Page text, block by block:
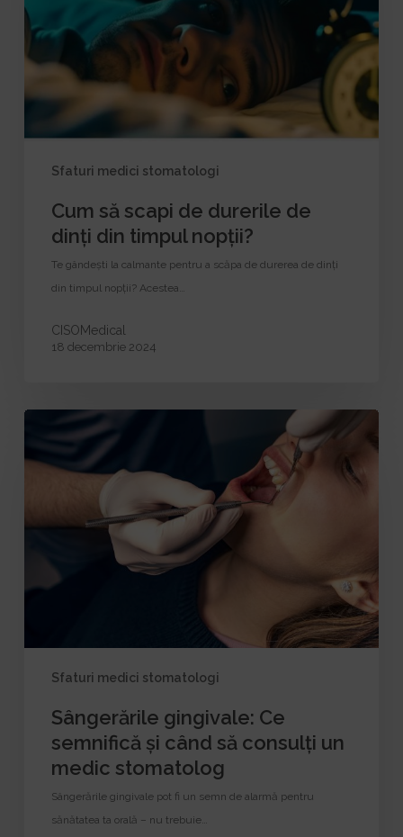
Sfaturi medici stomatologi
durerile
de
dinți
timpul
Cum să scapi de durerile de
dinți din timpul nopții?
Te gândești la calmante pentru a scăpa de durerea de dinți
din timpul nopții? Acestea…
CISOMedical
18 decembrie 2024
Sfaturi medici stomatologi
Sângerările
gingivale:
Ce
consulți
stomatolog
Sângerările gingivale: Ce
semnifică și când să consulți un
medic stomatolog
Sângerările gingivale pot fi un semn de alarmă pentru
sănătatea ta orală – nu trebuie…